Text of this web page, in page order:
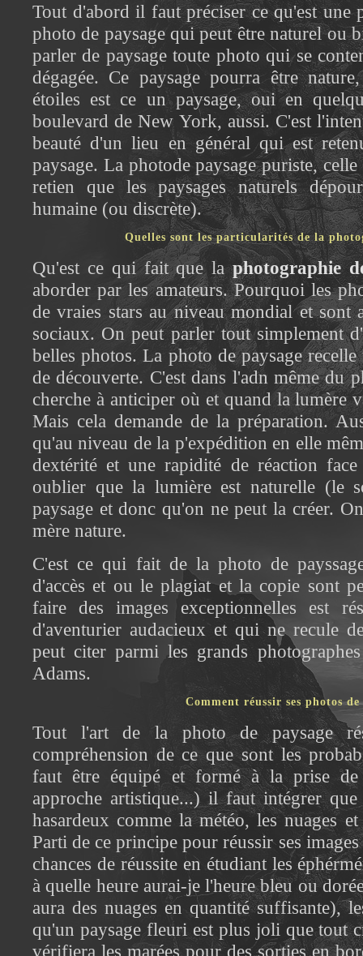
Tout d'abord il faut préciser ce qu'est une
photo de paysage qui peut être naturel ou
parler de paysage toute photo qui se
dégagée. Ce paysage pourra être
étoiles est ce un paysage, oui en
boulevard de New York, aussi. C'est
beauté d'un lieu en général qui est
paysage. La photode paysage puriste,
retien que les paysages naturels
humaine (ou discrète).
Quelles sont les particularités de la
Qu'est ce qui fait que laphotographie
aborder par les amateurs. Pourquoi les
de vraies stars au niveau mondial et sont
sociaux. On peut parler tout simplement
belles photos. La photo de paysage
de découverte. C'est dans l'adn même du
cherche à anticiper où et quand la lumère
Mais cela demande de la préparation.
qu'au niveau de la p'expédition en elle
dextérité et une rapidité de réaction
oublier que la lumière est naturelle (le
paysage et donc qu'on ne peut la créer.
mère nature.
C'est ce qui fait de la photo de
d'accès et ou le plagiat et la copie sont
faire des images exceptionnelles est
d'aventurier audacieux et qui ne recule
peut citer parmi les grands
Adams.
Comment réussir ses photos de
Tout l'art de la photo de paysage
compréhension de ce que sont les
faut être équipé et formé à la prise de
approche artistique...) il faut intégrer que
hasardeux comme la météo, les nuages
Parti de ce principe pour réussir ses
chances de réussite en étudiant les
à quelle heure aurai-je l'heure bleu ou
aura des nuages en quantité suffisante),
qu'un paysage fleuri est plus joli que tout
vérifiera les marées pour des sorties en